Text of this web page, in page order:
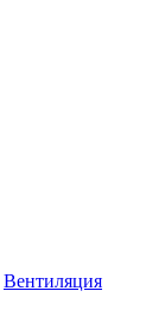
Вентиляция